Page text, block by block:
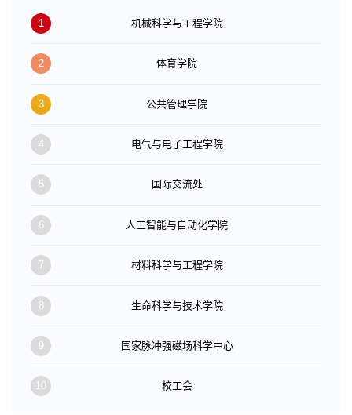
1 机械科学与工程学院
2 体育学院
3 公共管理学院
4 电气与电子工程学院
5 国际交流处
6 人工智能与自动化学院
7 材料科学与工程学院
8 生命科学与技术学院
9 国家脉冲强磁场科学中心
10 校工会